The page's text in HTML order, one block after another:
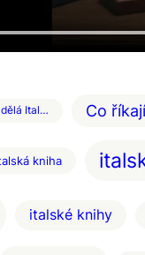
Ital… Co
kniha
italské knihy